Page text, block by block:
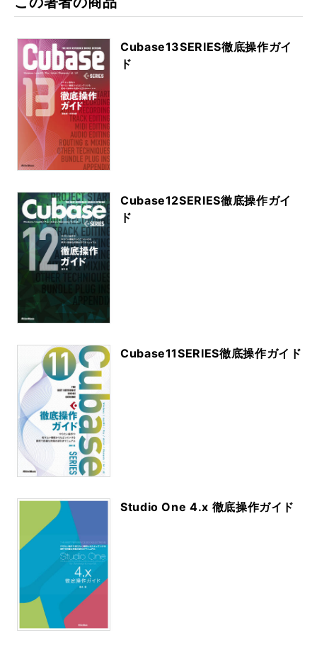
Cubase13SERIES徹底操作ガイ
ド
Cubase12SERIES徹底操作ガイ
ド
Cubase11SERIES徹底操作ガイド
Studio One 4.x 徹底操作ガイド